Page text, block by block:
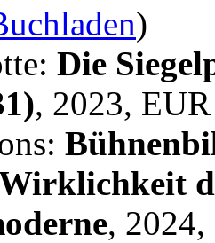
)
Die
, 2023,
,